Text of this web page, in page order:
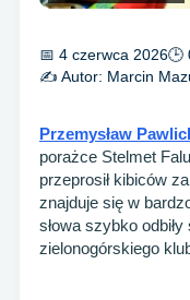
📅 4 czerwca 2026🕒
✍️ Autor: Marcin
Przemysław
porażce Stelmet
przeprosił kibiców
znajduje się w
słowa szybko
zielonogórskiego